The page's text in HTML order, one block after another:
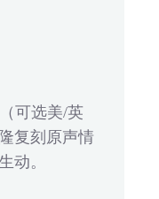
可选美/英
复刻原声情
动。